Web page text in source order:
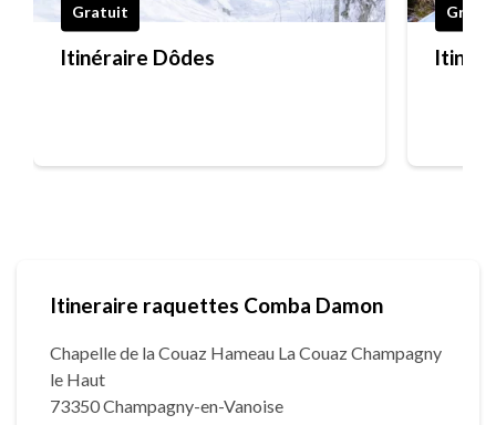
Gratuit
Itinéraire Dôdes
Itineraire raquettes Comba Damon
Chapelle de la Couaz Hameau La Couaz Champagny
le Haut
73350 Champagny-en-Vanoise